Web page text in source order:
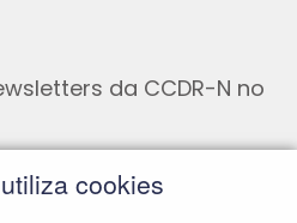
da CCDR-N no
cookies